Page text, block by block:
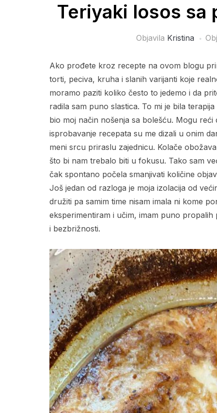
Teriyaki losos sa
Objavila Kristina
Ako prođete kroz recepte na ovom blogu
torti, peciva, kruha i slanih varijanti koje
moramo paziti koliko često to jedemo i da
radila sam puno slastica. To mi je bila
bio moj način nošenja sa bolešću. Mogu
isprobavanje recepata su me dizali u onim
meni srcu priraslu zajednicu. Kolače
što bi nam trebalo biti u fokusu. Tako sam
čak spontano počela smanjivati količine
Još jedan od razloga je moja izolacija od
družiti pa samim time nisam imala ni kome
eksperimentiram i učim, imam puno propalih
i bezbrižnosti.